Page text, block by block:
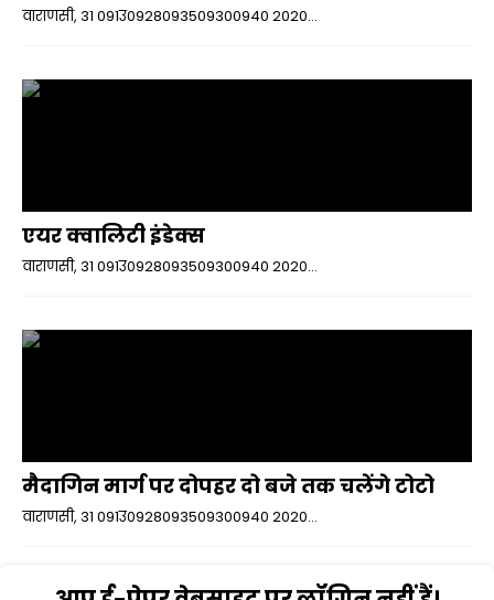
वाराणसी, 31 091उ0928093509300940 2020...
एयर क्वालिटी इंडेक्स
वाराणसी, 31 091उ0928093509300940 2020...
मैदागिन मार्ग पर दोपहर दो बजे तक चलेंगे टोटो
वाराणसी, 31 091उ0928093509300940 2020...